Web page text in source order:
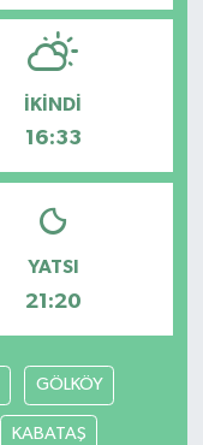
İKINDI
16:33
YATSI
21:20
GÖLKÖY
KABATAŞ